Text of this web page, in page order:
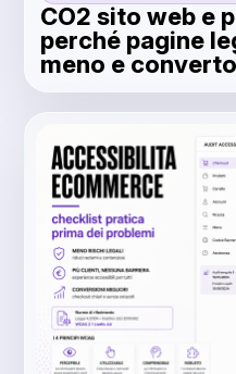
CO2 sito web e
perché pagine
meno e